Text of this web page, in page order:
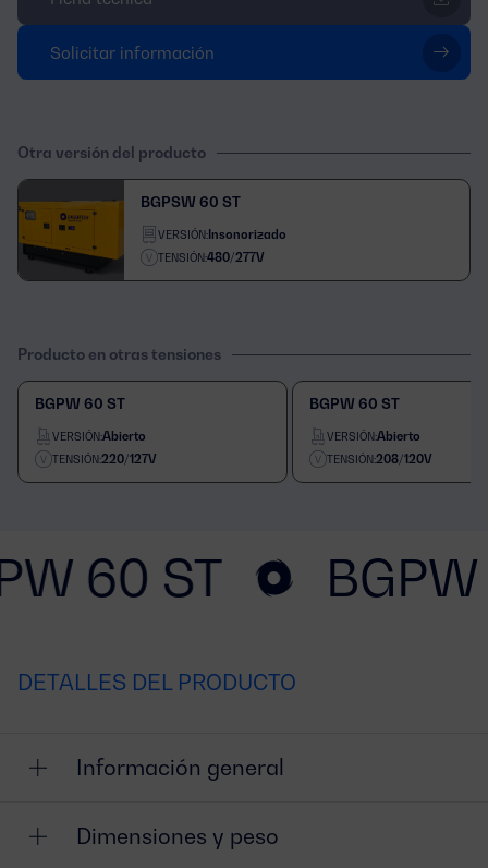
Solicitar información
Otra versión del producto
BGPSW 60 ST
VERSIÓN:Insonorizado
TENSIÓN:480/277V
Producto en otras tensiones
BGPW 60 ST
VERSIÓN:Abierto
TENSIÓN:220/127V
BGPW 60 ST
VERSIÓN:Abierto
TENSIÓN:208/120V
60 ST
DETALLES DEL PRODUCTO
Información general
Dimensiones y peso